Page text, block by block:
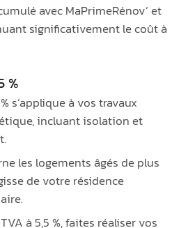
avec MaPrimeRénov’ et
significativement le coût à
%
s’applique à vos travaux
incluant isolation et
les logements âgés de plus
de votre résidence
à 5,5 %, faites réaliser vos